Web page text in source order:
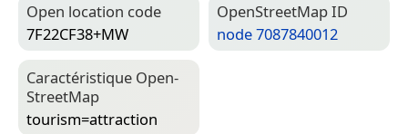
Open location code
7F22CF38+MW
Open­Street­Map ID
node 7087840012
Caractéristique Open­
Street­Map
tourism=­attraction